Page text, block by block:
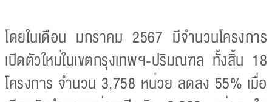
โดยในเดือน มกราคม 2567 มีจำนวนโครงการ
เปิดตัวใหม่ในเขตกรุงเทพฯ-ปริมณฑล ทั้งสิ้น 18
โครงการ จำนวน 3,758 หน่วย ลดลง 55% เมื่อ